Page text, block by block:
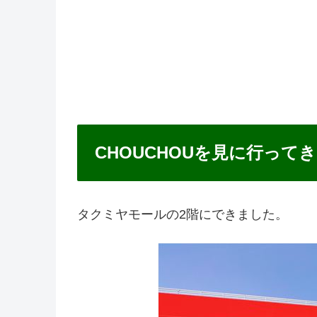
CHOUCHOUを見に行って
タクミヤモールの2階にできました。